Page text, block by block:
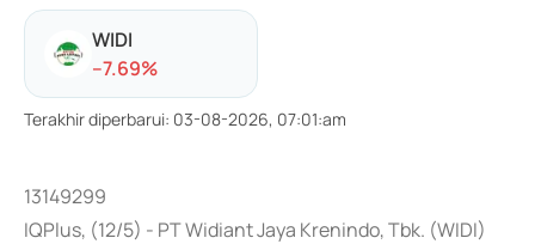
WIDI
--7.69%
Terakhir diperbarui: 03-08-2026, 07:01:am
13149299
IQPlus, (12/5) - PT Widiant Jaya Krenindo, Tbk. (WIDI)